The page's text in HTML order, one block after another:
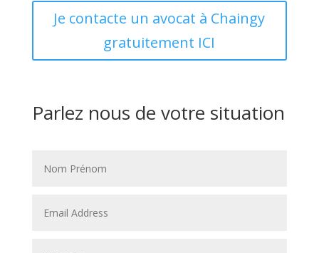
Je contacte un avocat à Chaingy
gratuitement ICI
Parlez nous de votre situation